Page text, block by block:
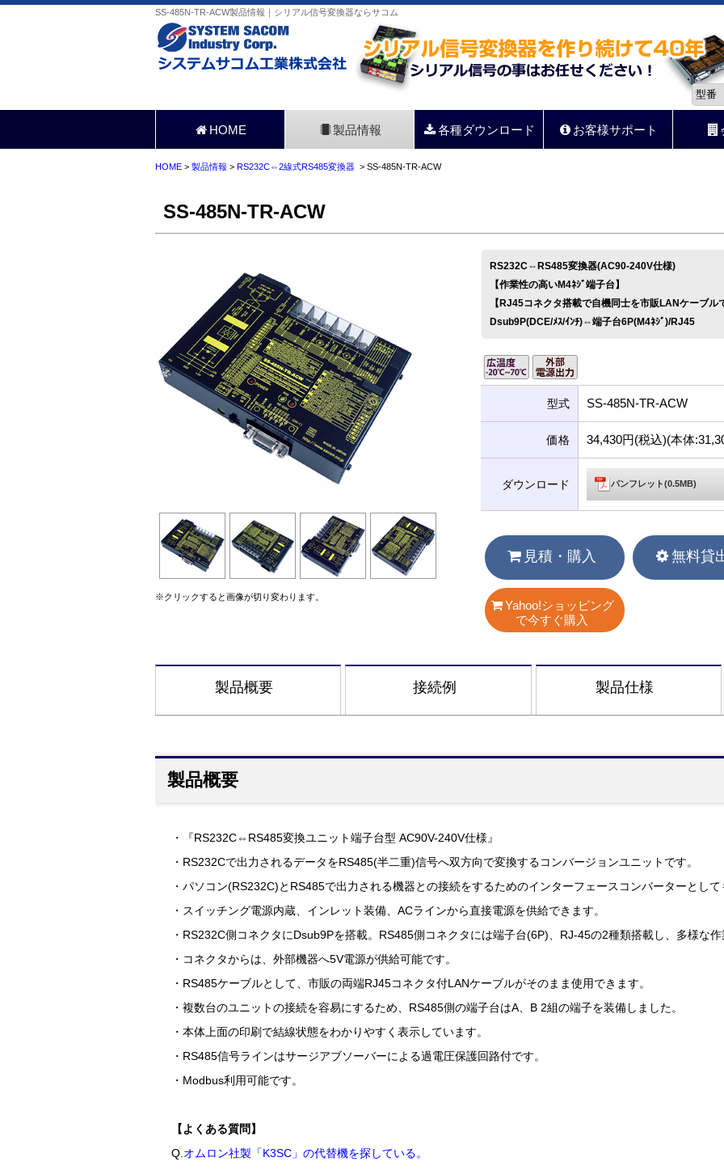
SS-485N-TR-ACW製品情報｜シリアル信号変換器ならサコム
HOME 製品情報 各種ダウンロード お客様サポート
HOME > 製品情報 > RS232C⇔2線式RS485変換器 > SS-485N-TR-ACW
SS-485N-TR-ACW
※クリックすると画像が切り変わります。
RS232C⇔RS485変換器(AC90-240V仕様)
【作業性の高いM4ﾈｼﾞ端子台】
【RJ45コネクタ搭載で自機同士を市販LANケーブル
Dsub9P(DCE/ﾒｽ/ｲﾝﾁ)⇔端子台6P(M4ﾈｼﾞ)/RJ45
型式 SS-485N-TR-ACW
価格 34,430円(税込)(本体
ダウンロード パンフレット(0.5MB)
見積・購入 無料貸
Yahoo!ショッピング
で今すぐ購入
製品概要 接続例 製品仕様
製品概要
・『RS232C⇔RS485変換ユニット端子台型 AC90V-240V仕様』
・RS232Cで出力されるデータをRS485(半二重)信号へ双方向で変換するコンバージョンユニットです。
・パソコン(RS232C)とRS485で出力される機器との接続をするためのインターフェースコンバーターとして
・スイッチング電源内蔵、インレット装備、ACラインから直接電源を供給できます。
・RS232C側コネクタにDsub9Pを搭載。RS485側コネクタには端子台(6P)、RJ-45の2種類搭載し、多様な作
・コネクタからは、外部機器へ5V電源が供給可能です。
・RS485ケーブルとして、市販の両端RJ45コネクタ付LANケーブルがそのまま使用できます。
・複数台のユニットの接続を容易にするため、RS485側の端子台はA、B 2組の端子を装備しました。
・本体上面の印刷で結線状態をわかりやすく表示しています。
・RS485信号ラインはサージアブソーバーによる過電圧保護回路付です。
・Modbus利用可能です。
【よくある質問】
Q.オムロン社製「K3SC」の代替機を探している。